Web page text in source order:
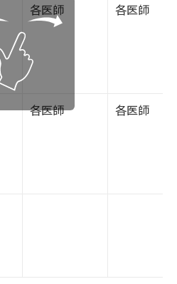
各医師 各医師
各医師 各医師